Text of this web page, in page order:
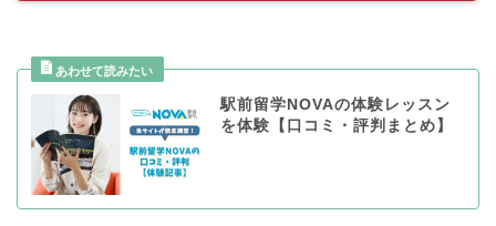
駅前留学NOVAの体験レッスン
を体験【口コミ・評判まとめ】